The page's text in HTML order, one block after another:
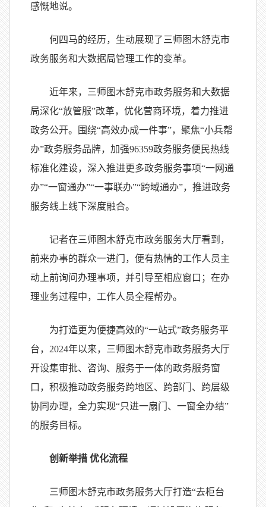
感慨地说。
何四马的经历，生动展现了三师图木舒克市
政务服务和大数据局管理工作的变革。
近年来，三师图木舒克市政务服务和大数据
局深化“放管服”改革，优化营商环境，着力推进
政务公开。围绕“高效办成一件事”，聚焦“小兵帮
办”政务服务品牌，加强96359政务服务便民热线
标准化建设，深入推进更多政务服务事项“一网通
办”“一窗通办”“一事联办”“跨域通办”，推进政务
服务线上线下深度融合。
记者在三师图木舒克市政务服务大厅看到，
前来办事的群众一进门，便有热情的工作人员主
动上前询问办理事项，并引导至相应窗口；在办
理业务过程中，工作人员全程帮办。
为打造更为便捷高效的“一站式”政务服务平
台，2024年以来，三师图木舒克市政务服务大厅
开设集审批、咨询、服务于一体的政务服务窗
口，积极推动政务服务跨地区、跨部门、跨层级
协同办理，全力实现“只进一扇门、一窗全办结”
的服务目标。
创新举措 优化流程
三师图木舒克市政务服务大厅打造“去柜台